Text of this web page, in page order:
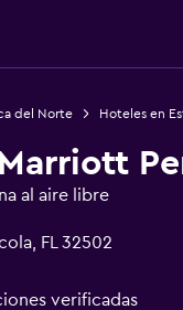
del Norte Hoteles en
al aire libre
FL 32502
verificadas